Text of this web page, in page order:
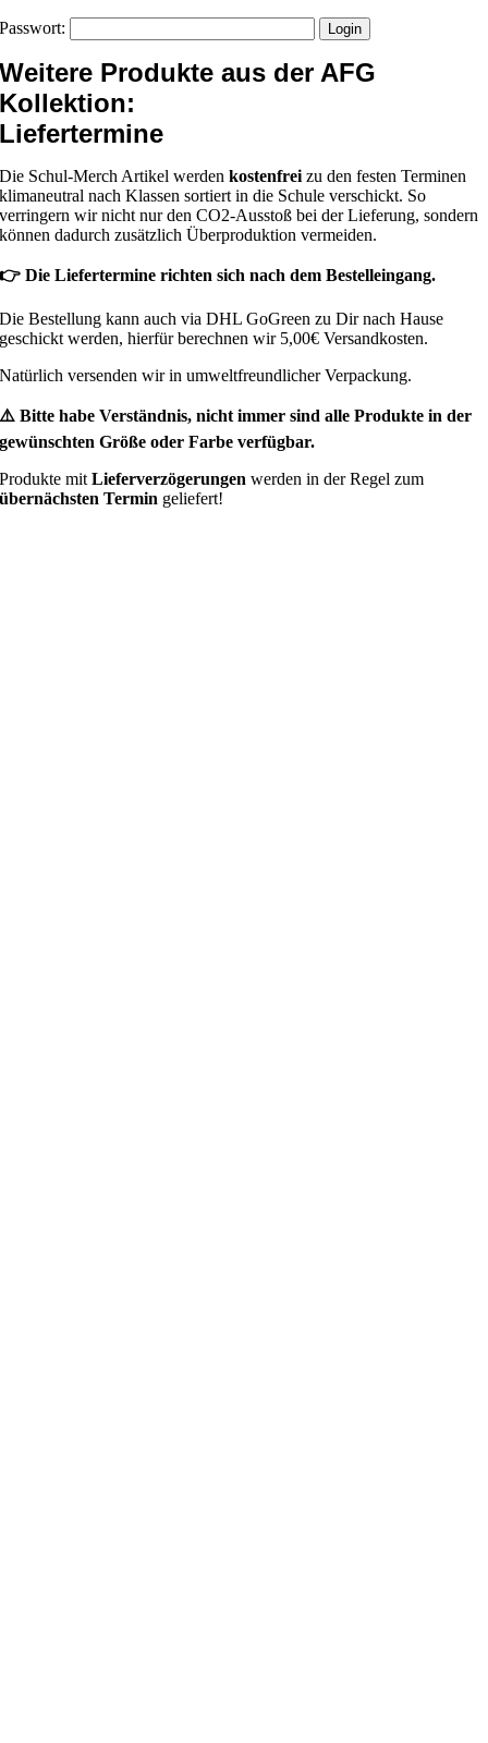
Passwort:
Weitere Produkte aus der AFG
Kollektion:
Liefertermine
Die Schul-Merch Artikel werdenkostenfrei zu den festen Terminen
klimaneutral nach Klassen sortiert in die Schule verschickt. So
verringern wir nicht nur den CO2-Ausstoß bei der Lieferung, sondern
können dadurch zusätzlich Überproduktion vermeiden.
👉 Die Liefertermine richten sich nach dem Bestelleingang.
Die Bestellung kann auch via DHL GoGreen zu Dir nach Hause
geschickt werden, hierfür berechnen wir 5,00€ Versandkosten.
Natürlich versenden wir in umweltfreundlicher Verpackung.
⚠️ Bitte habe Verständnis, nicht immer sind alle Produkte in der
gewünschten Größe oder Farbe verfügbar.
Produkte mitLieferverzögerungen werden in der Regel zum
übernächsten Termin geliefert!